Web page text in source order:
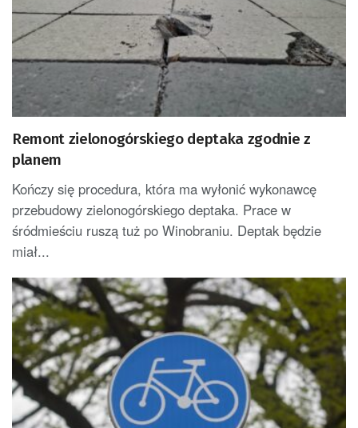
Remont zielonogórskiego deptaka zgodnie z
planem
Kończy się procedura, która ma wyłonić wykonawcę
przebudowy zielonogórskiego deptaka. Prace w
śródmieściu ruszą tuż po Winobraniu. Deptak będzie
miał...